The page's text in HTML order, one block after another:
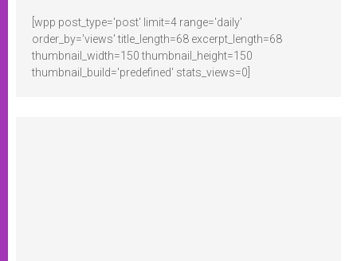
[wpp post_type='post' limit=4 range='daily'
order_by='views' title_length=68 excerpt_length=68
thumbnail_width=150 thumbnail_height=150
thumbnail_build='predefined' stats_views=0]